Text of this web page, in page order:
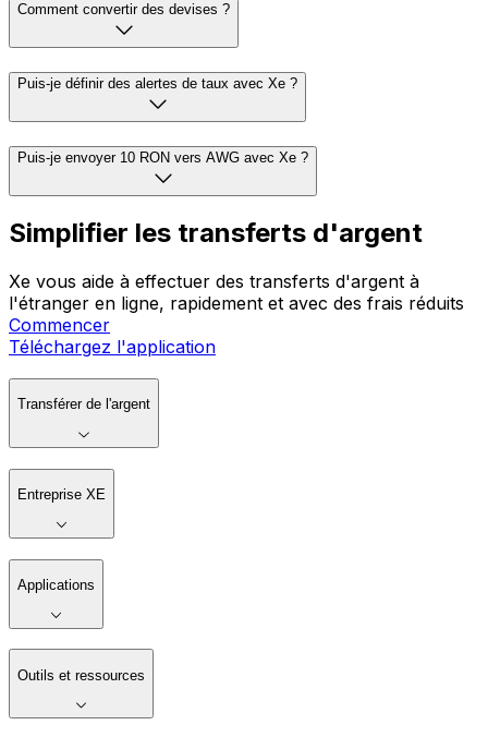
Comment convertir des devises ?
Puis-je définir des alertes de taux avec Xe ?
Puis-je envoyer 10 RON vers AWG avec Xe ?
Simplifier les transferts d'argent
Xe vous aide à effectuer des transferts d'argent à
l'étranger en ligne, rapidement et avec des frais réduits
Commencer
Téléchargez l'application
Transférer de l'argent
Entreprise XE
Applications
Outils et ressources